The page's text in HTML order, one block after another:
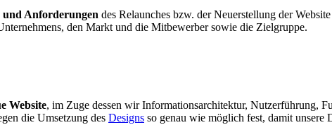
und Anforderungen des Relaunches bzw. der Neuerstellung der
den Markt und die Mitbewerber sowie die Zielgruppe.
Website, im Zuge dessen wir Informationsarchitektur, Nutzerführung,
die Umsetzung des Designs so genau wie möglich fest, damit unsere